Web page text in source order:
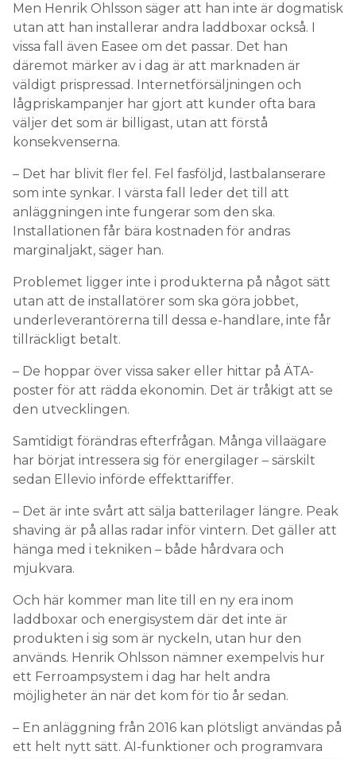
Men Henrik Ohlsson säger att han inte är dogmatisk
utan att han installerar andra laddboxar också. I
vissa fall även Easee om det passar. Det han
däremot märker av i dag är att marknaden är
väldigt prispressad. Internetförsäljningen och
lågpriskampanjer har gjort att kunder ofta bara
väljer det som är billigast, utan att förstå
konsekvenserna.
– Det har blivit fler fel. Fel fasföljd, lastbalanserare
som inte synkar. I värsta fall leder det till att
anläggningen inte fungerar som den ska.
Installationen får bära kostnaden för andras
marginaljakt, säger han.
Problemet ligger inte i produkterna på något sätt
utan att de installatörer som ska göra jobbet,
underleverantörerna till dessa e-handlare, inte får
tillräckligt betalt.
– De hoppar över vissa saker eller hittar på ÄTA-
poster för att rädda ekonomin. Det är tråkigt att se
den utvecklingen.
Samtidigt förändras efterfrågan. Många villaägare
har börjat intressera sig för energilager – särskilt
sedan Ellevio införde effekttariffer.
– Det är inte svårt att sälja batterilager längre. Peak
shaving är på allas radar inför vintern. Det gäller att
hänga med i tekniken – både hårdvara och
mjukvara.
Och här kommer man lite till en ny era inom
laddboxar och energisystem där det inte är
produkten i sig som är nyckeln, utan hur den
används. Henrik Ohlsson nämner exempelvis hur
ett Ferroampsystem i dag har helt andra
möjligheter än när det kom för tio år sedan.
– En anläggning från 2016 kan plötsligt användas på
ett helt nytt sätt. AI-funktioner och programvara